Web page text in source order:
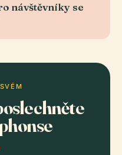
návštěvníky se